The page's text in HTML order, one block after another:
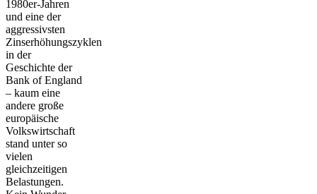
1980er-Jahren
und eine der
aggressivsten
Zinserhöhungszyklen
in der
Geschichte der
Bank of England
– kaum eine
andere große
europäische
Volkswirtschaft
stand unter so
vielen
gleichzeitigen
Belastungen.